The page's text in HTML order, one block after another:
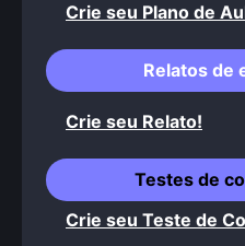
Crie seu Plano de
Relatos de
Crie seu Relato!
Testes de
Crie seu Teste de